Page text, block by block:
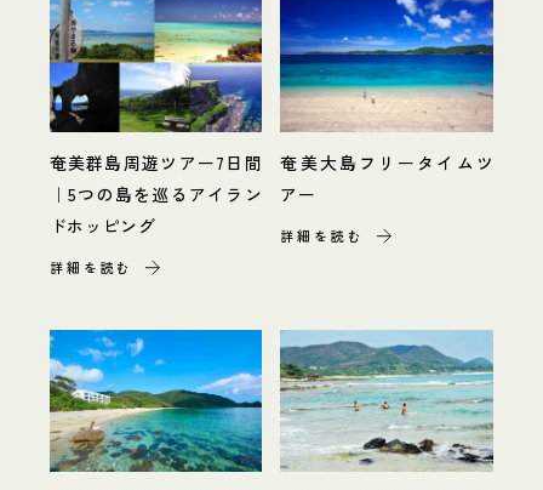
奄美群島周遊ツアー7日間
｜5つの島を巡るアイラン
ドホッピング
詳細を読む
奄美大島フリータイムツ
アー
詳細を読む